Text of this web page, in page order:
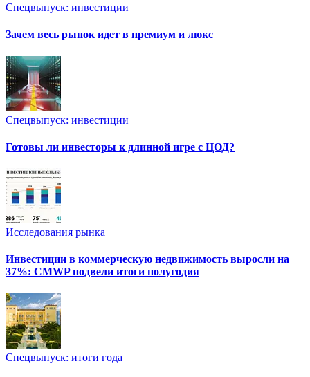
Спецвыпуск: инвестиции
Зачем весь рынок идет в премиум и люкс
Спецвыпуск: инвестиции
Готовы ли инвесторы к длинной игре с ЦОД?
Исследования рынка
Инвестиции в коммерческую недвижимость выросли на
37%: CMWP подвели итоги полугодия
Спецвыпуск: итоги года